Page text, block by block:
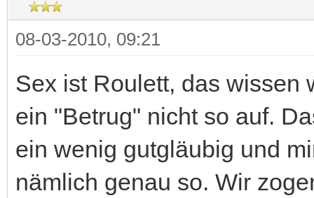
08-03-2010, 09:21
Sex ist Roulett, das wissen
ein "Betrug" nicht so auf.
ein wenig gutgläubig und
nämlich genau so. Wir